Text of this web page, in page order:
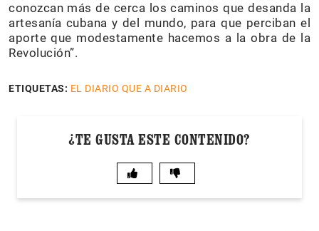
conozcan más de cerca los caminos que desanda la
artesanía cubana y del mundo, para que perciban el
aporte que modestamente hacemos a la obra de la
Revolución”.
ETIQUETAS: EL DIARIO QUE A DIARIO
¿TE GUSTA ESTE CONTENIDO?